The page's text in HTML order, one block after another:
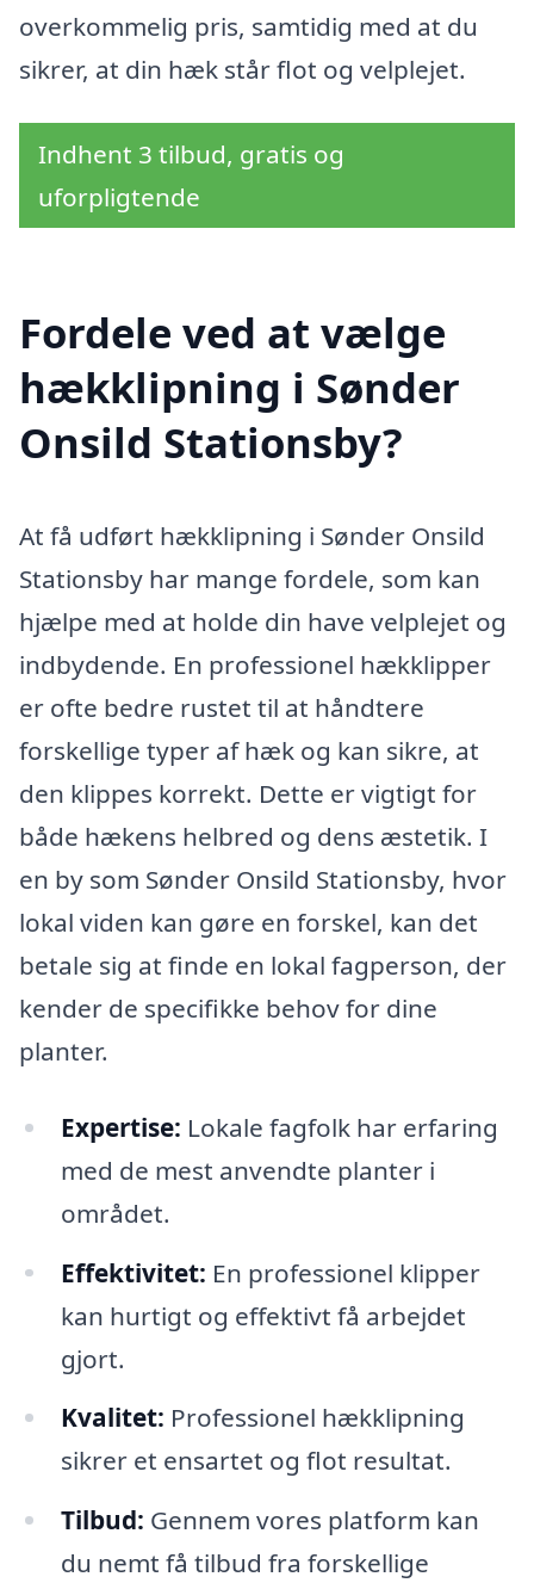
overkommelig pris, samtidig med at du
sikrer, at din hæk står flot og velplejet.
Indhent 3 tilbud, gratis og
uforpligtende
Fordele ved at vælge
hækklipning i Sønder
Onsild Stationsby?
At få udført hækklipning i Sønder Onsild
Stationsby har mange fordele, som kan
hjælpe med at holde din have velplejet og
indbydende. En professionel hækklipper
er ofte bedre rustet til at håndtere
forskellige typer af hæk og kan sikre, at
den klippes korrekt. Dette er vigtigt for
både hækens helbred og dens æstetik. I
en by som Sønder Onsild Stationsby, hvor
lokal viden kan gøre en forskel, kan det
betale sig at finde en lokal fagperson, der
kender de specifikke behov for dine
planter.
Expertise: Lokale fagfolk har erfaring
med de mest anvendte planter i
området.
Effektivitet: En professionel klipper
kan hurtigt og effektivt få arbejdet
gjort.
Kvalitet: Professionel hækklipning
sikrer et ensartet og flot resultat.
Tilbud: Gennem vores platform kan
du nemt få tilbud fra forskellige